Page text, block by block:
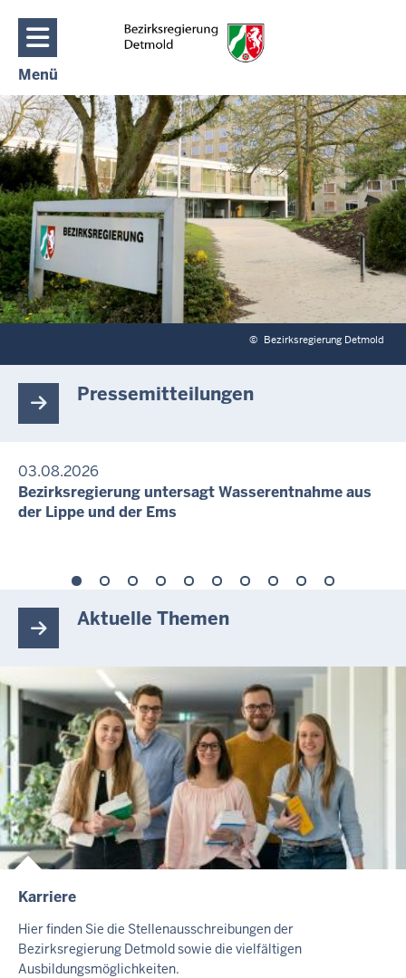
Direkt zum Inhalt
Menü
Navigation aktivieren/deaktivieren: Hauptmenü
© Bezirksregierung Detmold
Pressemitteilungen
03.08.2026
Bezirksregierung untersagt Wasserentnahme aus
der Lippe und der Ems
Aktuelle Themen
I
N
H
A
Karriere
Hier finden Sie die Stellenausschreibungen der
Bezirksregierung Detmold sowie die vielfältigen
Ausbildungsmöglichkeiten.